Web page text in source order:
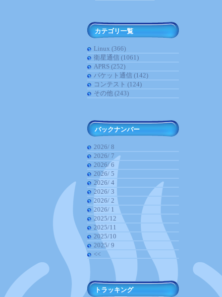
カテゴリ一覧
Linux (366)
衛星通信 (1061)
APRS (252)
パケット通信 (142)
コンテスト (124)
その他 (243)
バックナンバー
2026/ 8
2026/ 7
2026/ 6
2026/ 5
2026/ 4
2026/ 3
2026/ 2
2026/ 1
2025/12
2025/11
2025/10
2025/ 9
<<
トラッキング